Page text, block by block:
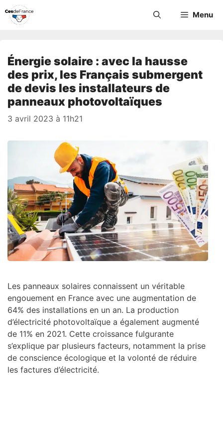
Aller
Menu
Énergie solaire : avec la hausse
des prix, les Français submergent
de devis les installateurs de
panneaux photovoltaïques
3 avril 2023 à 11h21
Les panneaux solaires connaissent un véritable
engouement en France avec une augmentation de
64% des installations en un an. La production
d’électricité photovoltaïque a également augmenté
de 11% en 2021. Cette croissance fulgurante
s’explique par plusieurs facteurs, notamment la prise
de conscience écologique et la volonté de réduire
les factures d’électricité.